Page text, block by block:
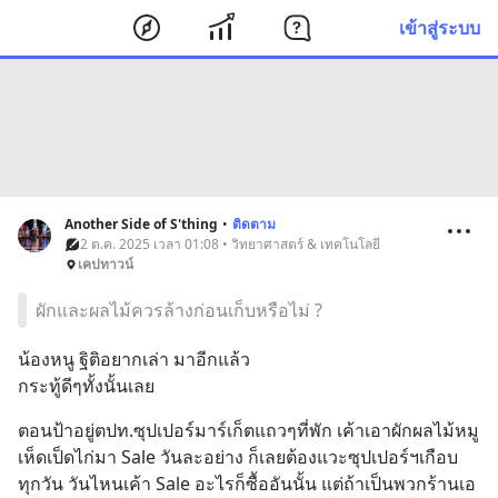
เข้าสู่ระบบ
Another Side of S'thing • ติดตาม
2 ต.ค. 2025 เวลา 01:08 • วิทยาศาสตร์ & เทคโนโลยี
เคปทาวน์
ผักและผลไม้ควรล้างก่อนเก็บหรือไม่ ?
น้องหนู ฐิติอยากเล่า มาอีกแล้ว
กระทู้ดีๆทั้งนั้นเลย
ตอนป้าอยู่ตปท.ซุปเปอร์มาร์เก็ตแถวๆที่พัก เค้าเอาผักผลไม้หมู
เห็ดเป็ดไก่มา Sale วันละอย่าง ก็เลยต้องแวะซุปเปอร์ฯเกือบ
ทุกวัน วันไหนเค้า Sale อะไรก็ซื้ออันนั้น แต่ถ้าเป็นพวกร้านเอ